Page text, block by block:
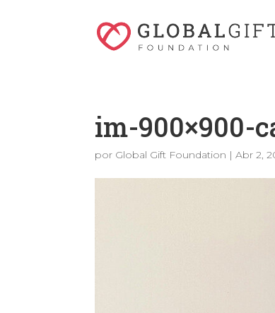
im-900×900-
por Global Gift Foundation |Abr 2,